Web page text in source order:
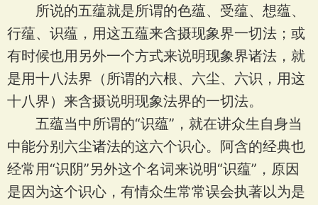
所说的五蕴就是所谓的色蕴、受蕴、想蕴、
行蕴、识蕴，用这五蕴来含摄现象界一切法；或
有时候也用另外一个方式来说明现象界诸法，就
是用十八法界（所谓的六根、六尘、六识，用这
十八界）来含摄说明现象法界的一切法。
五蕴当中所谓的“识蕴”，就在讲众生自身当
中能分别六尘诸法的这六个识心。阿含的经典也
经常用“识阴”另外这个名词来说明“识蕴”，原因
是因为这个识心，有情众生常常误会执著以为是